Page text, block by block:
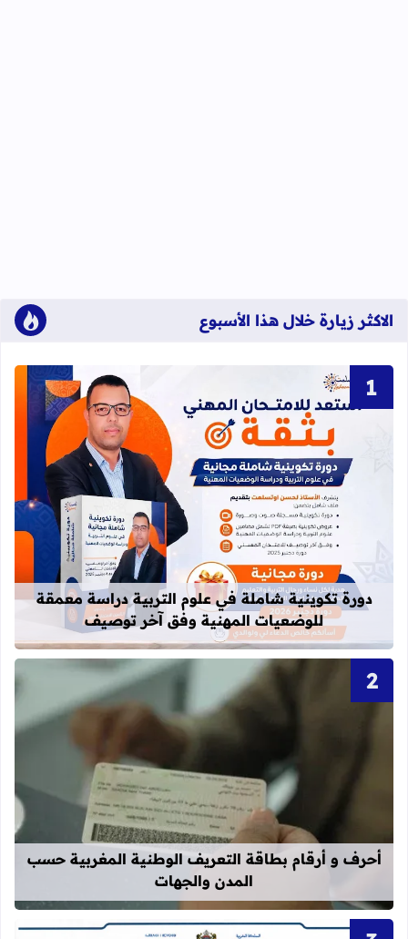
الاكثر زيارة خلال هذا الأسبوع
قراءة المزيد عن دورة تكوينية
دورة تكوينية شاملة في علوم التربية دراسة معمقة
للوضعيات المهنية وفق آخر توصيف
قراءة المزيد عن أحرف و أرقام
أحرف و أرقام بطاقة التعريف الوطنية المغربية حسب
المدن والجهات